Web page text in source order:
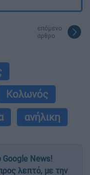
επόμενο
άρθρο
Κολωνός
ανήλικη
News!
λεπτό, με την